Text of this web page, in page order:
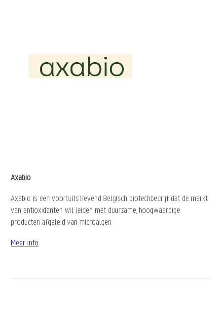
Axabio
Axabio is een voortuitstrevend Belgisch biotechbedrijf dat de markt
van antioxidanten wil leiden met duurzame, hoogwaardige
producten afgeleid van microalgen.
Meer info